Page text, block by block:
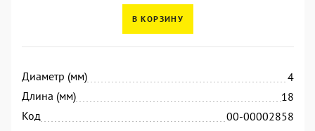
В КОРЗИНУ
Диаметр (мм)
4
Длина (мм)
18
Код
00-00002858